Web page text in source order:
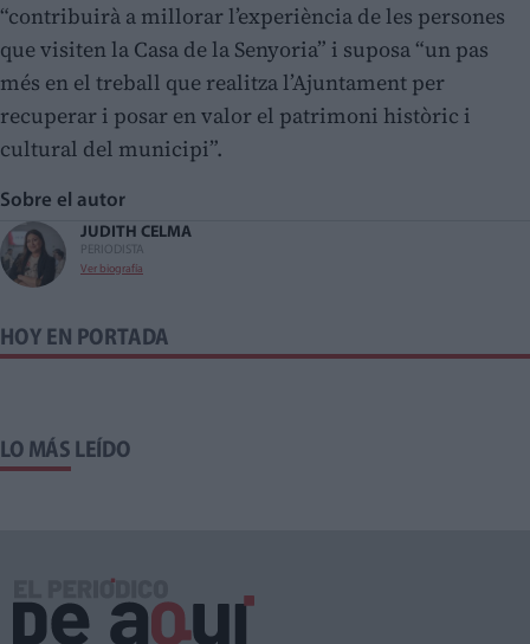
“contribuirà a millorar l’experiència de les persones
que visiten la Casa de la Senyoria” i suposa “un pas
més en el treball que realitza l’Ajuntament per
recuperar i posar en valor el patrimoni històric i
cultural del municipi”.
Sobre el autor
JUDITH CELMA
PERIODISTA
Ver biografía
HOY EN PORTADA
LO MÁS LEÍDO